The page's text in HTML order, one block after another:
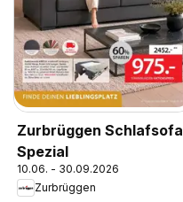
Zurbrüggen Schlafsofa
Spezial
10.06. - 30.09.2026
Zurbrüggen